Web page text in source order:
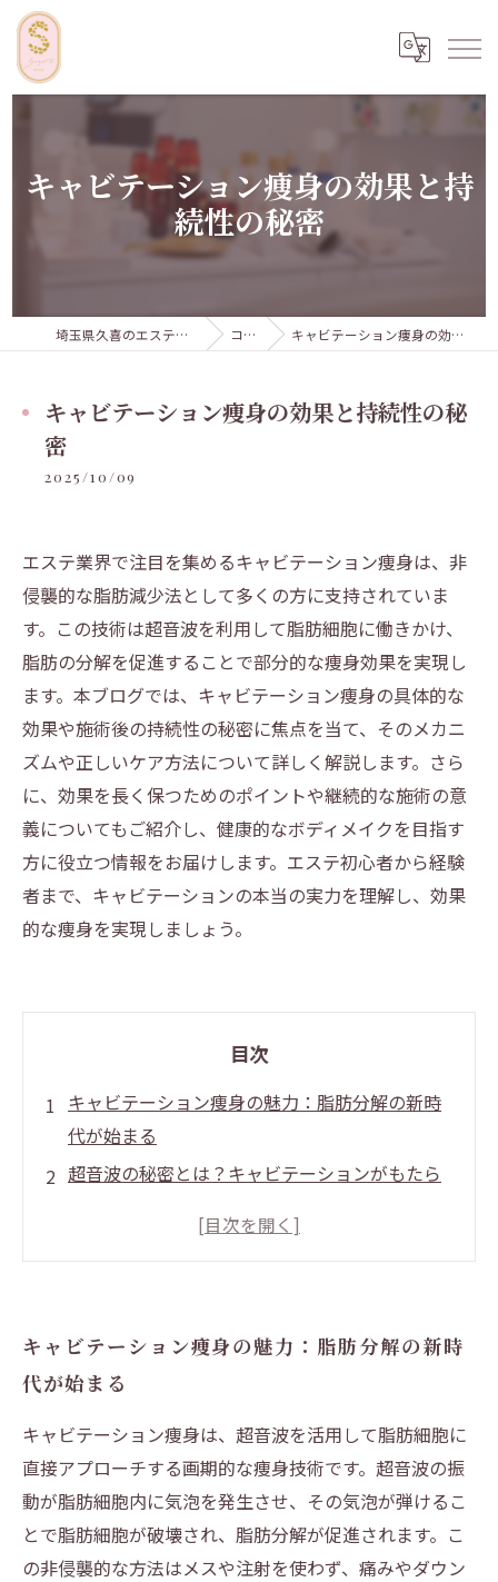
キャビテーション痩身の効果と持
続性の秘密
埼玉県久喜のエステならSugar...iyr コラム キャビテーション痩身の効果と持続性の秘密
キャビテーション痩身の効果と持続性の秘
密
2025/10/09
エステ業界で注目を集めるキャビテーション痩身は、非
侵襲的な脂肪減少法として多くの方に支持されていま
す。この技術は超音波を利用して脂肪細胞に働きかけ、
脂肪の分解を促進することで部分的な痩身効果を実現し
ます。本ブログでは、キャビテーション痩身の具体的な
効果や施術後の持続性の秘密に焦点を当て、そのメカニ
ズムや正しいケア方法について詳しく解説します。さら
に、効果を長く保つためのポイントや継続的な施術の意
義についてもご紹介し、健康的なボディメイクを目指す
方に役立つ情報をお届けします。エステ初心者から経験
者まで、キャビテーションの本当の実力を理解し、効果
的な痩身を実現しましょう。
目次
キャビテーション痩身の魅力：脂肪分解の新時
代が始まる
超音波の秘密とは？キャビテーションがもたら
施術後の変化を実感！効果を引き出す正しいケ
果は長く続くのか
継続が鍵！健康的に美しくボディメイクを叶え
るためのポイント
初心者も安心！キャビテーション痩身のメリッ
トと注意点まとめ
あなたの理想を実現するキャビテーション痩
身、その効果を最大化する秘訣
キャビテーション痩身の魅力：脂肪分解の新時
代が始まる
キャビテーション痩身は、超音波を活用して脂肪細胞に
直接アプローチする画期的な痩身技術です。超音波の振
動が脂肪細胞内に気泡を発生させ、その気泡が弾けるこ
とで脂肪細胞が破壊され、脂肪分解が促進されます。こ
の非侵襲的な方法はメスや注射を使わず、痛みやダウン